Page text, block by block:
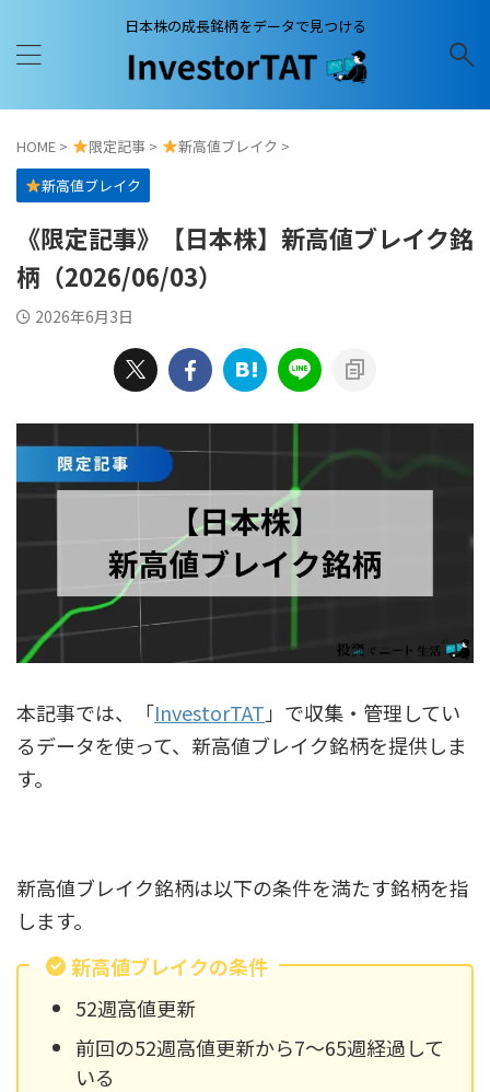
日本株の成長銘柄をデータで見つける
HOME > 限定記事 > 新高値ブレイク >
新高値ブレイク
《限定記事》【日本株】新高値ブレイク銘
柄（2026/06/03）
2026年6月3日
本記事では、「InvestorTAT」で収集・管理してい
るデータを使って、新高値ブレイク銘柄を提供しま
す。
新高値ブレイク銘柄は以下の条件を満たす銘柄を指
します。
新高値ブレイクの条件
52週高値更新
前回の52週高値更新から7〜65週経過して
いる